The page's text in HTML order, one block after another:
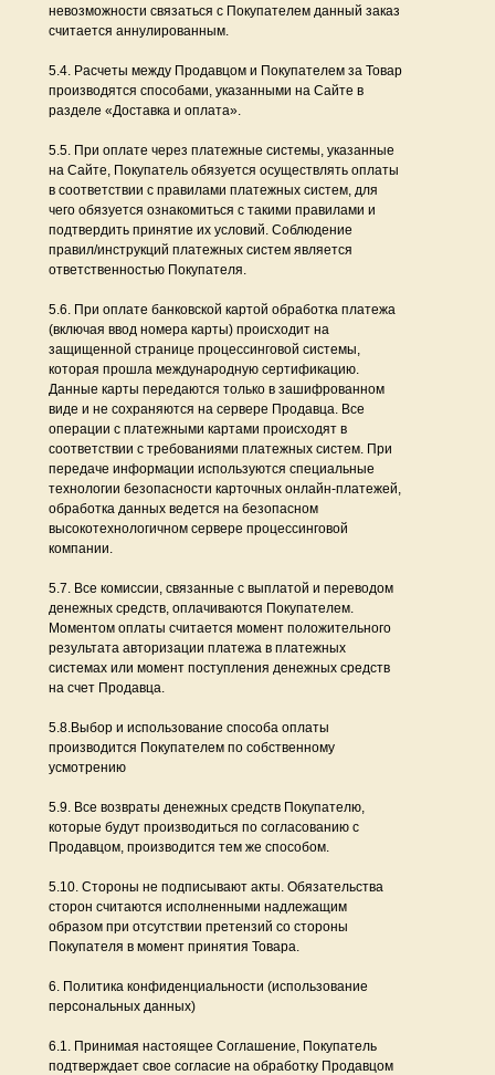
невозможности связаться с Покупателем данный заказ
считается аннулированным.
5.4. Расчеты между Продавцом и Покупателем за Товар
производятся способами, указанными на Сайте в
разделе «Доставка и оплата».
5.5. При оплате через платежные системы, указанные
на Сайте, Покупатель обязуется осуществлять оплаты
в соответствии с правилами платежных систем, для
чего обязуется ознакомиться с такими правилами и
подтвердить принятие их условий. Соблюдение
правил/инструкций платежных систем является
ответственностью Покупателя.
5.6. При оплате банковской картой обработка платежа
(включая ввод номера карты) происходит на
защищенной странице процессинговой системы,
которая прошла международную сертификацию.
Данные карты передаются только в зашифрованном
виде и не сохраняются на сервере Продавца. Все
операции с платежными картами происходят в
соответствии с требованиями платежных систем. При
передаче информации используются специальные
технологии безопасности карточных онлайн-платежей,
обработка данных ведется на безопасном
высокотехнологичном сервере процессинговой
компании.
5.7. Все комиссии, связанные с выплатой и переводом
денежных средств, оплачиваются Покупателем.
Моментом оплаты считается момент положительного
результата авторизации платежа в платежных
системах или момент поступления денежных средств
на счет Продавца.
5.8.Выбор и использование способа оплаты
производится Покупателем по собственному
усмотрению
5.9. Все возвраты денежных средств Покупателю,
которые будут производиться по согласованию с
Продавцом, производится тем же способом.
5.10. Стороны не подписывают акты. Обязательства
сторон считаются исполненными надлежащим
образом при отсутствии претензий со стороны
Покупателя в момент принятия Товара.
6. Политика конфиденциальности (использование
персональных данных)
6.1. Принимая настоящее Соглашение, Покупатель
подтверждает свое согласие на обработку Продавцом